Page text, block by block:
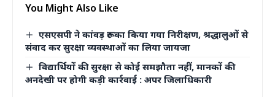
You Might Also Like
एसएसपी ने कांवड़ रूट का किया गया निरीक्षण, श्रद्धालुओं से
संवाद कर सुरक्षा व्यवस्थाओं का लिया जायजा
विद्यार्थियों की सुरक्षा से कोई समझौता नहीं, मानकों की
अनदेखी पर होगी कड़ी कार्रवाई : अपर जिलाधिकारी